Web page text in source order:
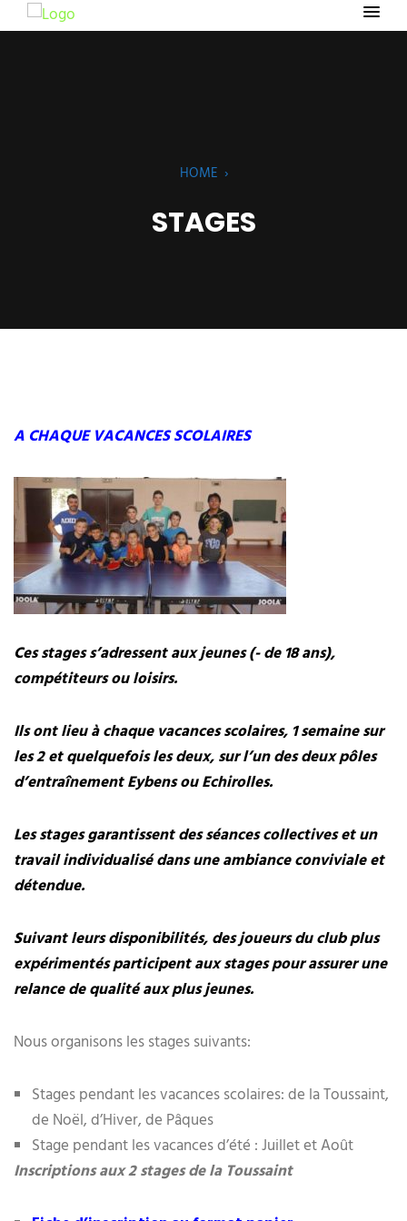
HOME ›
STAGES
A CHAQUE VACANCES SCOLAIRES
Ces stages s’adressent aux jeunes (- de 18 ans),
compétiteurs ou loisirs.
Ils ont lieu à chaque vacances scolaires, 1 semaine sur
les 2 et quelquefois les deux, sur l’un des deux pôles
d’entraînement Eybens ou Echirolles.
Les stages garantissent des séances collectives et un
travail individualisé dans une ambiance conviviale et
détendue.
Suivant leurs disponibilités, des joueurs du club plus
expérimentés participent aux stages pour assurer une
relance de qualité aux plus jeunes.
Nous organisons les stages suivants:
Stages pendant les vacances scolaires: de la Toussaint,
de Noël, d’Hiver, de Pâques
Stage pendant les vacances d’été : Juillet et Août
Inscriptions aux 2 stages de la Toussaint